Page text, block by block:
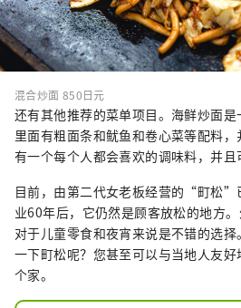
混合炒面 850日元
还有其他推荐的菜单项目。海鲜炒面是
里面有粗面条和鱿鱼和卷心菜等配料
有一个每个人都会喜欢的调味料，并且
目前，由第二代女老板经营的“町松”
业60年后，它仍然是顾客放松的地方
对于儿童零食和夜宵来说是不错的选
一下町松呢？您甚至可以与当地人友
个家。